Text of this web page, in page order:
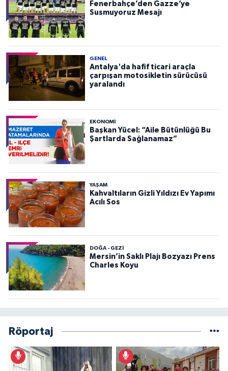
Fenerbahçe’den Gazze’ye
Susmuyoruz Mesajı
GENEL
Antalya'da hafif ticari araçla
çarpışan motosikletin sürücüsü
yaralandı
EKONOMI
Başkan Yücel: “Aile Bütünlüğü Bu
Şartlarda Sağlanamaz”
YAŞAM
Kahvaltıların Gizli Yıldızı Ev Yapımı
Acılı Sos
DOĞA - GEZI
Mersin’in Saklı Plajı Bozyazı Prens
Charles Koyu
Röportaj